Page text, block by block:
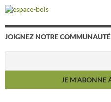
JOIGNEZ NOTRE COMMUNAUTÉ